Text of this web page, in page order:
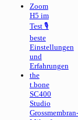
Zoom
H5 im
Test 🎙
beste
Einstellungen
und
Erfahrungen
the
t.bone
SC400
Studio
Grossmembran-